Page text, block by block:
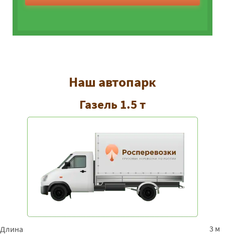
Наш автопарк
Газель 1.5 т
Длина 3 м